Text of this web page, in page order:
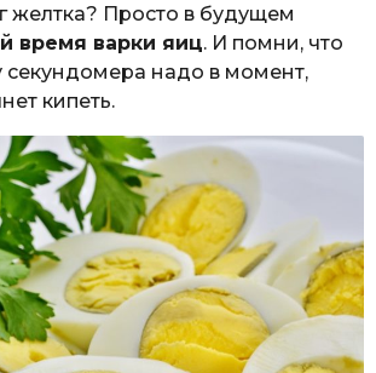
желтка? Просто в будущем
время варки яиц. И помни, что
секундомера надо в момент,
кипеть.